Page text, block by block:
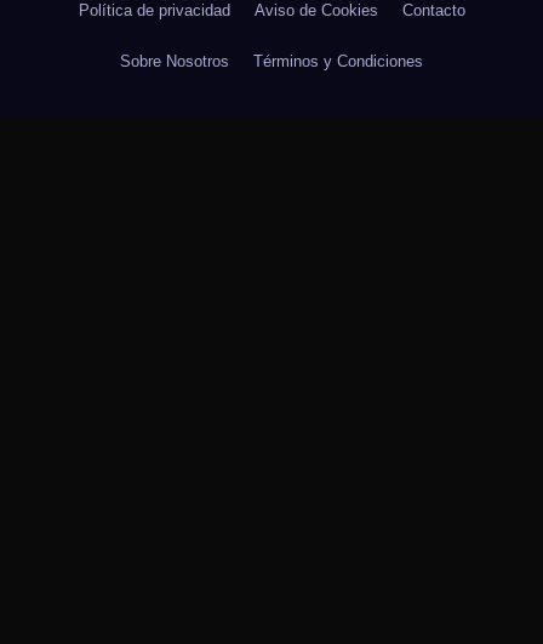
Política de privacidad Aviso de Cookies Contacto
Sobre Nosotros Términos y Condiciones